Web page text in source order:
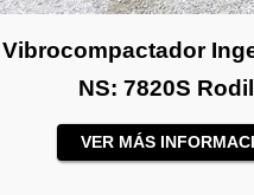
Vibrocompactador
NS: 7820S
VER MÁS